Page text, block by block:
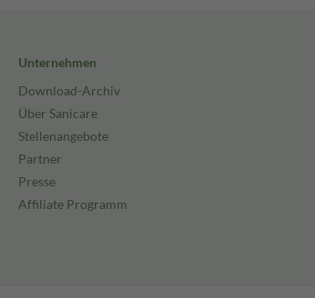
Unternehmen
Download-Archiv
Über Sanicare
Stellenangebote
Partner
Presse
Affiliate Programm